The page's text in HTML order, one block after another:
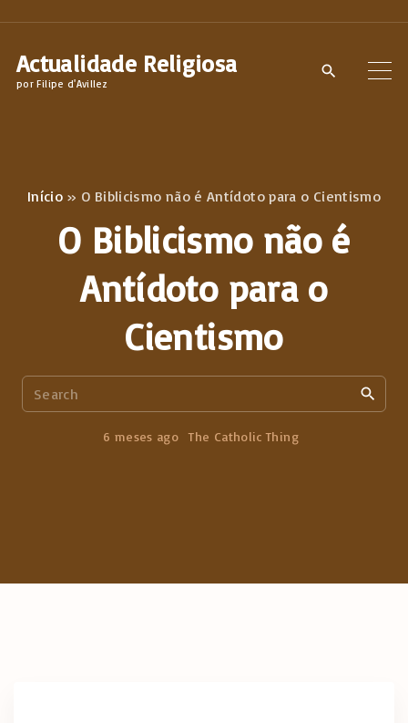
Actualidade Religiosa
por Filipe d'Avillez
Início » O Biblicismo não é Antídoto para o Cientismo
O Biblicismo não é
Antídoto para o
Cientismo
e
6 meses ago The Catholic Thing